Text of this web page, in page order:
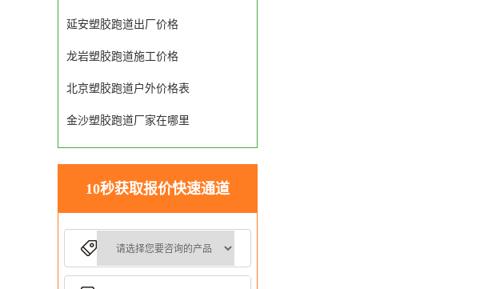
延安塑胶跑道出厂价格
龙岩塑胶跑道施工价格
北京塑胶跑道户外价格表
金沙塑胶跑道厂家在哪里
10秒获取报价快速通道